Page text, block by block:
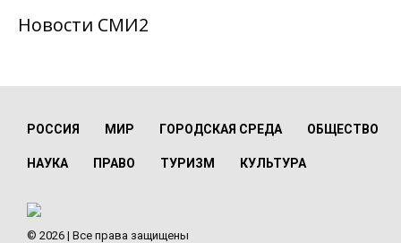
Новости СМИ2
РОССИЯ МИР ГОРОДСКАЯ СРЕДА ОБЩЕСТВО
НАУКА ПРАВО ТУРИЗМ КУЛЬТУРА
© 2026 | Все права защищены